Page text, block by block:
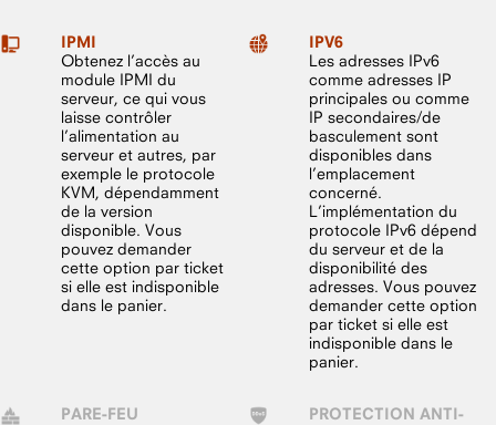
IPMI
Obtenez l’accès au
module IPMI du
serveur, ce qui vous
laisse contrôler
l’alimentation au
serveur et autres, par
exemple le protocole
KVM, dépendamment
de la version
disponible. Vous
pouvez demander
cette option par ticket
si elle est indisponible
dans le panier.
IPV6
Les adresses IPv6
comme adresses IP
principales ou comme
IP secondaires/de
basculement sont
disponibles dans
l’emplacement
concerné.
L’implémentation du
protocole IPv6 dépend
du serveur et de la
disponibilité des
adresses. Vous pouvez
demander cette option
par ticket si elle est
indisponible dans le
panier.
PARE-FEU
PROTECTION ANTI-